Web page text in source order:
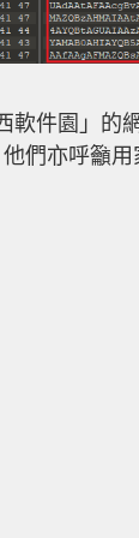
軟件園」的
們亦呼籲用